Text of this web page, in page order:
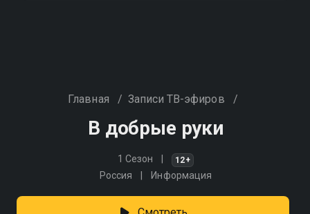
Главная / Записи ТВ-эфиров /
В добрые руки
1 Сезон 12+
Россия Информация